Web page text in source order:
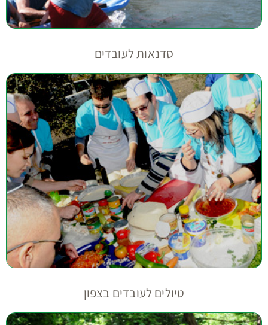
סדנאות לעובדים
טיולים לעובדים בצפון